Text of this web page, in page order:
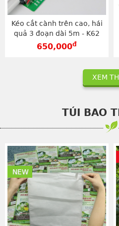
Kéo cắt cành trên cao, hái
quả 3 đoạn dài 5m - K62
650,000đ
XEM
TÚI BAO
NEW